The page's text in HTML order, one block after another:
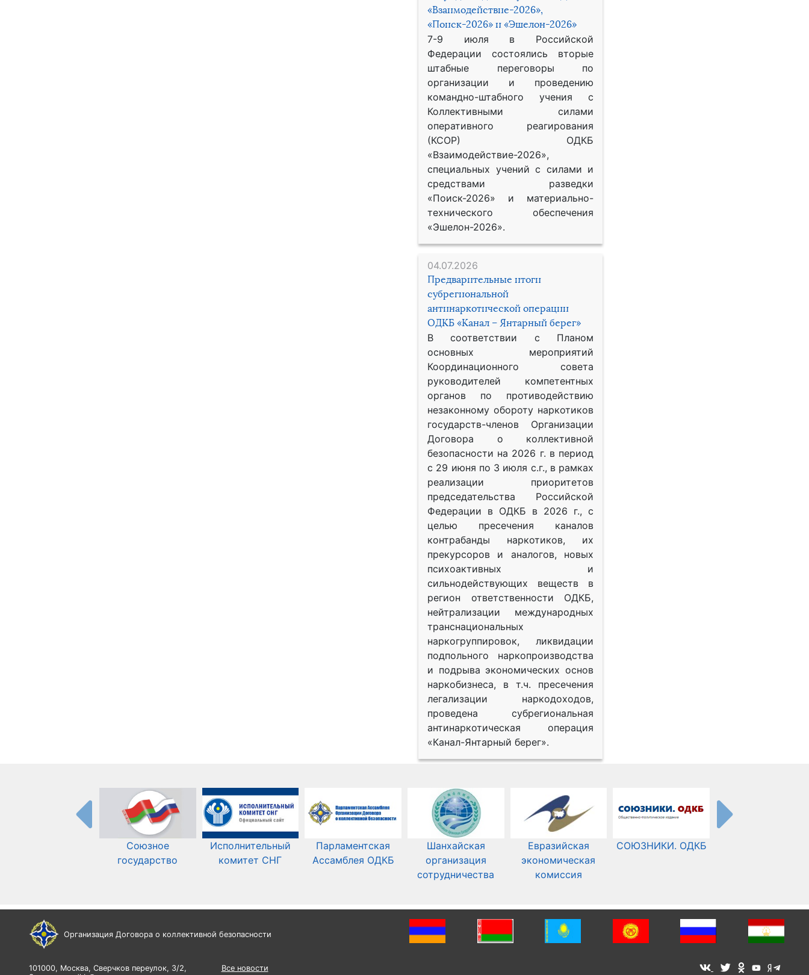
«Взаимодействие-2026»,
«Поиск-2026» и «Эшелон-2026»
7-9 июля в Российской
Федерации состоялись вторые
штабные переговоры по
организации и проведению
командно-штабного учения с
Коллективными силами
оперативного реагирования
(КСОР) ОДКБ
«Взаимодействие-2026»,
специальных учений с силами и
средствами разведки
«Поиск-2026» и материально-
технического обеспечения
«Эшелон-2026».
04.07.2026
Предварительные итоги
субрегиональной
антинаркотической операции
ОДКБ «Канал – Янтарный берег»
В соответствии с Планом
основных мероприятий
Координационного совета
руководителей компетентных
органов по противодействию
незаконному обороту наркотиков
государств-членов Организации
Договора о коллективной
безопасности на 2026 г. в период
с 29 июня по 3 июля с.г., в рамках
реализации приоритетов
председательства Российской
Федерации в ОДКБ в 2026 г., с
целью пресечения каналов
контрабанды наркотиков, их
прекурсоров и аналогов, новых
психоактивных и
сильнодействующих веществ в
регион ответственности ОДКБ,
нейтрализации международных
транснациональных
наркогруппировок, ликвидации
подпольного наркопроизводства
и подрыва экономических основ
наркобизнеса, в т.ч. пресечения
легализации наркодоходов,
проведена субрегиональная
антинаркотическая операция
«Канал-Янтарный берег».
Союзное
государство
Исполнительный
комитет СНГ
Парламентская
Ассамблея ОДКБ
Шанхайская
организация
сотрудничества
Евразийская
экономическая
комиссия
СОЮЗНИКИ. ОДКБ
Организация Договора о коллективной безопасности
101000, Москва, Сверчков переулок, 3/2,
Все новости